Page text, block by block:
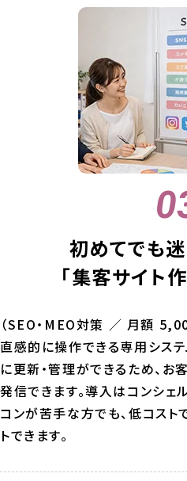
初めてでも
「集客サイト
（SEO・MEO対策 ／ 月額
直感的に操作できる専用シス
に更新・管理ができるため、
発信できます。導入はコンシェ
コンが苦手な方でも、低コスト
トできます。